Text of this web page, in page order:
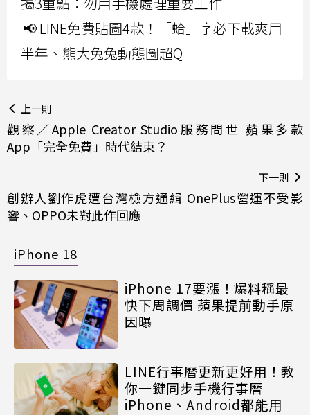
📢 LINE免費貼圖4款！「蛤」字必下載爽用
半年、熊大兔兔動態圖超Q
上一則
觀察／Apple Creator Studio服務問世 蘋果多款
App「完全免費」時代結束？
下一則
創辦人劉作虎遭台灣檢方通緝 OnePlus營運不受影
響、OPPO未對此作回應
iPhone 18
iPhone 17要漲！爆料稱最
快下周調價 蘋果提前動手原
因曝
LINE行事曆更新更好用！教
你一鍵同步手機行事曆
iPhone、Android都能用